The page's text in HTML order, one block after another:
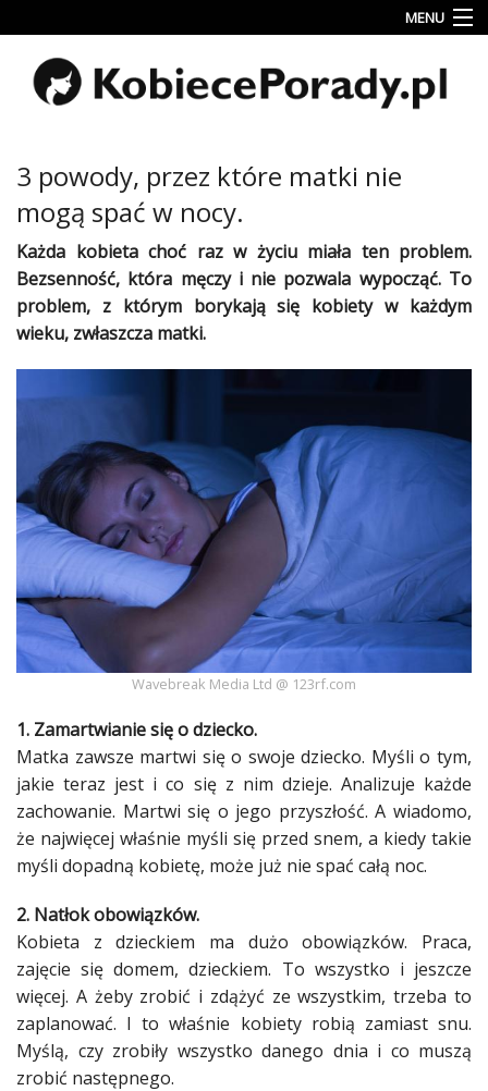
MENU
Uroda
Miłość
&
Dziecko
Przepisy
kulinarne
Fitness
Ślub
Wesele
Moda
Zakupy
Porady
ekspertów
Strefa
Blogerek
Konkursy
Recenzje
Studniówka
Dodaj
«
Dodaj
3 powody, przez które matki nie
mogą spać w nocy.
Każda kobietachoć raz w życiumiała ten problem.
Bezsenność, która męczy i nie pozwala wypocząć. To
problem, z którym borykają się kobietyw każdym
wieku, zwłaszcza matki.
Wavebreak Media Ltd @ 123rf.com
1. Zamartwianie się odziecko.
Matka zawsze martwi się o swojedziecko. Myśli o tym,
jakie teraz jest i co się z nim dzieje. Analizuje każde
zachowanie. Martwi się o jego przyszłość. A wiadomo,
że najwięcej właśnie myśli się przed snem, a kiedy takie
myśli dopadną kobietę, może już nie spać całą noc.
2. Natłok obowiązków.
Kobieta zdzieckiem ma dużo obowiązków. Praca,
zajęcie się domem,dzieckiem. To wszystko i jeszcze
więcej. A żeby zrobić i zdążyć ze wszystkim, trzeba to
zaplanować. I to właśnie kobietyrobią zamiast snu.
Myślą, czy zrobiły wszystko danego dnia i co muszą
zrobić następnego.